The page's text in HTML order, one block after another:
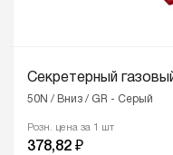
Секретерный
50N / Вниз / GR - Серый
Розн. цена за 1 шт
378,82 ₽